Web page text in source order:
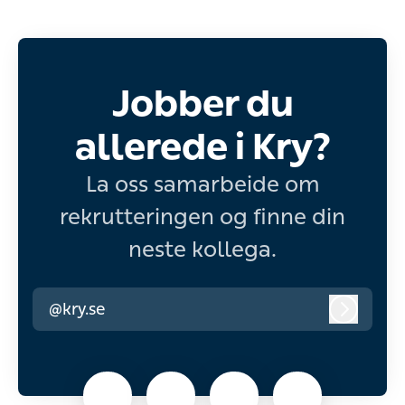
Jobber du
allerede i Kry?
La oss samarbeide om
rekrutteringen og finne din
neste kollega.
@kry.se